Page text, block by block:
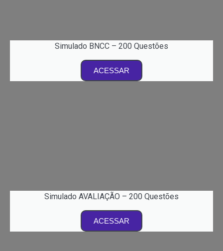
Simulado BNCC – 200 Questões
ACESSAR
Simulado AVALIAÇÃO – 200 Questões
ACESSAR